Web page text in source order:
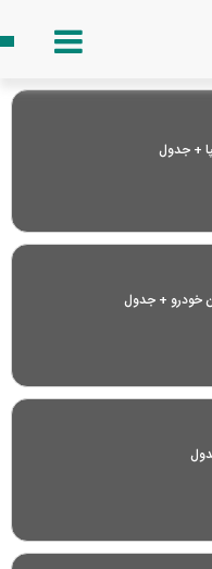
+ جدول
خودرو + جدول